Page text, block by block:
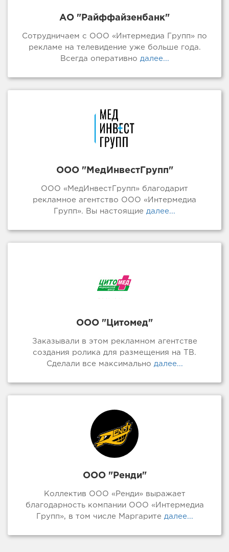
АО "Райффайзенбанк"
Сотрудничаем с ООО «Интермедиа Групп» по
рекламе на телевидение уже больше года.
Всегда оперативно далее...
ООО "МедИнвестГрупп"
ООО «МедИнвестГрупп» благодарит
рекламное агентство ООО «Интермедиа
Групп». Вы настоящие далее...
ООО "Цитомед"
Заказывали в этом рекламном агентстве
создания ролика для размещения на ТВ.
Сделали все максимально далее...
ООО "Ренди"
Коллектив ООО «Ренди» выражает
благодарность компании ООО «Интермедиа
Групп», в том числе Маргарите далее...